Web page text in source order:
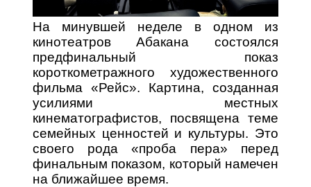
На минувшей неделе в одном из
кинотеатров Абакана состоялся
предфинальный показ
короткометражного художественного
фильма «Рейс». Картина, созданная
усилиями местных
кинематографистов, посвящена теме
семейных ценностей и культуры. Это
своего рода «проба пера» перед
финальным показом, который намечен
на ближайшее время.